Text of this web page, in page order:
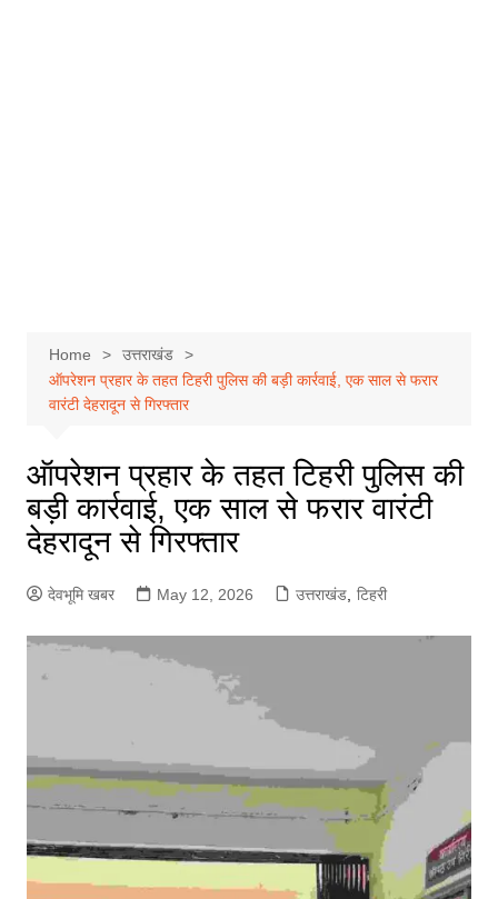
Home
उत्तराखंड
ऑपरेशन प्रहार के तहत टिहरी पुलिस की बड़ी कार्रवाई, एक साल से फरार
वारंटी देहरादून से गिरफ्तार
ऑपरेशन प्रहार के तहत टिहरी पुलिस की
बड़ी कार्रवाई, एक साल से फरार वारंटी
देहरादून से गिरफ्तार
देवभूमि खबर May 12, 2026 उत्तराखंड, टिहरी